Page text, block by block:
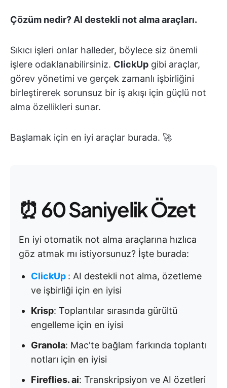
Çözüm nedir? AI destekli not alma araçları.
Sıkıcı işleri onlar halleder, böylece siz önemli
işlere odaklanabilirsiniz. ClickUp gibi araçlar,
görev yönetimi ve gerçek zamanlı işbirliğini
birleştirerek sorunsuz bir iş akışı için güçlü not
alma özellikleri sunar.
Başlamak için en iyi araçlar burada. 🚀
⏰ 60 Saniyelik Özet
En iyi otomatik not alma araçlarına hızlıca
göz atmak mı istiyorsunuz? İşte burada:
ClickUp : AI destekli not alma, özetleme
ve işbirliği için en iyisi
Krisp: Toplantılar sırasında gürültü
engelleme için en iyisi
Granola: Mac'te bağlam farkında toplantı
notları için en iyisi
Fireflies. ai: Transkripsiyon ve AI özetleri